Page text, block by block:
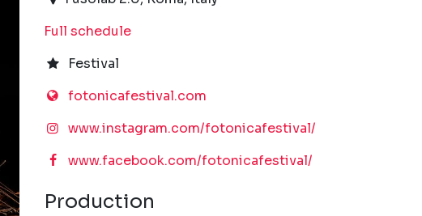
Full schedule
Festival
fotonicafestival.com
www.instagram.com/fotonicafestival/
www.facebook.com/fotonicafestival/
Production